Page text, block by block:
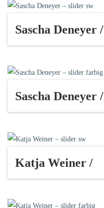
Sascha Deneyer /
Sascha Deneyer /
Katja Weiner /